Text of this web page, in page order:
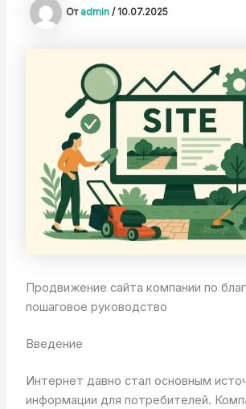
От admin / 10.07.2025
Продвижение сайта компании по
пошаговое руководство
Введение
Интернет давно стал основным
информации для потребителей.